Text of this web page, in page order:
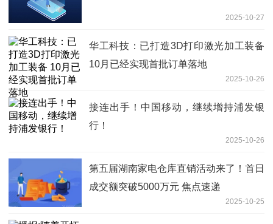
2025-10-27
华工科技：已打造3D打印激光加工装备
10月已经实现首批订单落地
2025-10-26
接连出手！中国移动，继续增持浦发银
行！
2025-10-26
第五届湖南家电仓库直销活动来了！首日
成交额突破5000万元 焦点速递
2025-10-25